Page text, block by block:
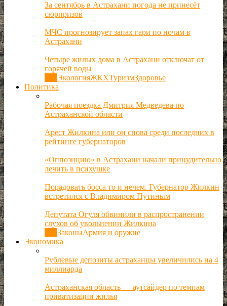
За сентябрь в Астрахани погода не принесёт
сюрпризов
МЧС прогнозирует запах гари по ночам в
Астрахани
Четыре жилых дома в Астрахани отключат от
горячей воды
ЭкологияЖКХТуризмЗдоровье
Политика
Рабочая поездка Дмитрия Медведева по
Астраханской области
Арест Жилкина или он снова среди последних в
рейтинге губернаторов
«Оппозицию» в Астрахани начали принудительно
лечить в психушке
Порадовать босса то и нечем. Губернатор Жилкин
встретился с Владимиром Путиным
Депутата Огуля обвинили в распространении
слухов об увольнении Жилкина
ЗаконыАрмия и оружие
Экономика
Рублевые депозиты астраханцы увеличились на 4
миллиарда
Астраханская область — аутсайдер по темпам
приватизации жилья